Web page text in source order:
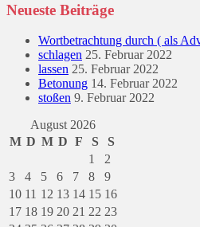
Neueste Beiträge
Wortbetrachtung durch ( als
schlagen 25. Februar 2022
lassen 25. Februar 2022
Betonung 14. Februar 2022
stoßen 9. Februar 2022
August 2026
M D M D F S
S
1
2
3
4 5 6 7 8
9
10 11 12 13 14 15 16
17 18 19 20 21 22 23